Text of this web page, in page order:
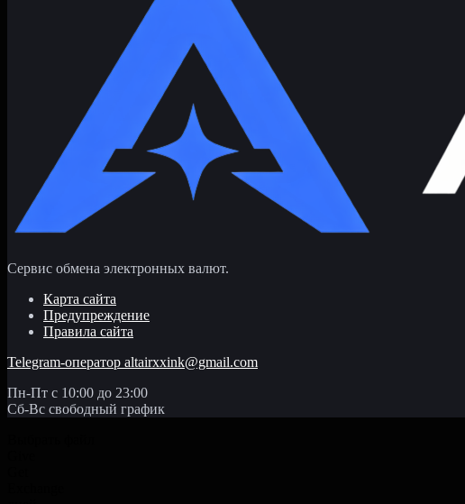
Сервис обмена электронных валют.
Карта сайта
Предупреждение
Правила сайта
Telegram-оператор altairxxink@gmail.com
Пн-Пт с 10:00 до 23:00
Сб-Вс свободный график